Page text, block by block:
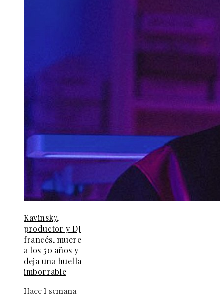
Kavinsky,
productor y DJ
francés, muere
a los 50 años y
deja una huella
imborrable
Hace 1 semana